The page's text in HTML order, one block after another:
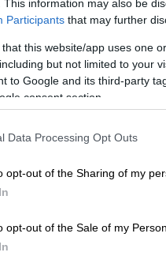
This information may also be
Participants that may further
that this website/app uses one
but not limited to your
to Google and its third-party
consent section.
Data Processing Opt Outs
opt-out of the Sharing of my
opt-out of the Sale of my